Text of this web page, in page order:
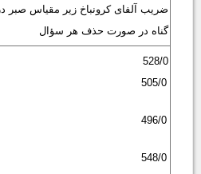
ضریب آلفای کرونباخ زیر مقیاس صبر در
گناه در صورت حذف هر سؤال
528/0
505/0
496/0
548/0